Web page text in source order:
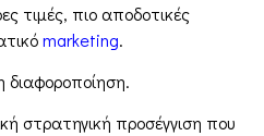
τιμές, πιο αποδοτικές
marketing.
διαφοροποίηση.
στρατηγική προσέγγιση που